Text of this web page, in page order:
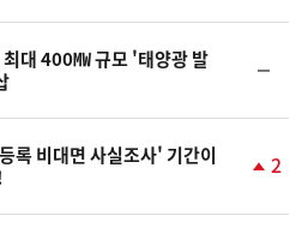
일
대 400㎿ 규모 '태양광 발
일
록 비대면 사실조사' 기간이
2